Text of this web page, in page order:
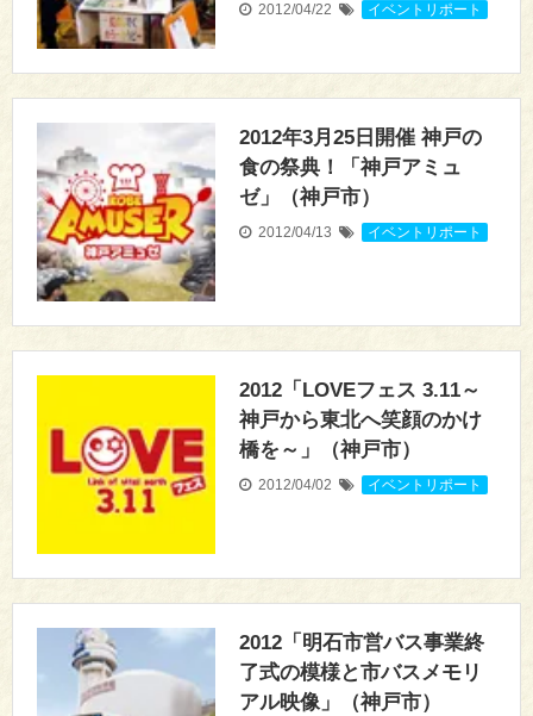
2012/04/22 イベントリポート
2012年3月25日開催 神戸の
食の祭典！「神戸アミュ
ゼ」（神戸市）
2012/04/13 イベントリポート
2012「LOVEフェス 3.11～
神戸から東北へ笑顔のかけ
橋を～」（神戸市）
2012/04/02 イベントリポート
2012「明石市営バス事業終
了式の模様と市バスメモリ
アル映像」（神戸市）